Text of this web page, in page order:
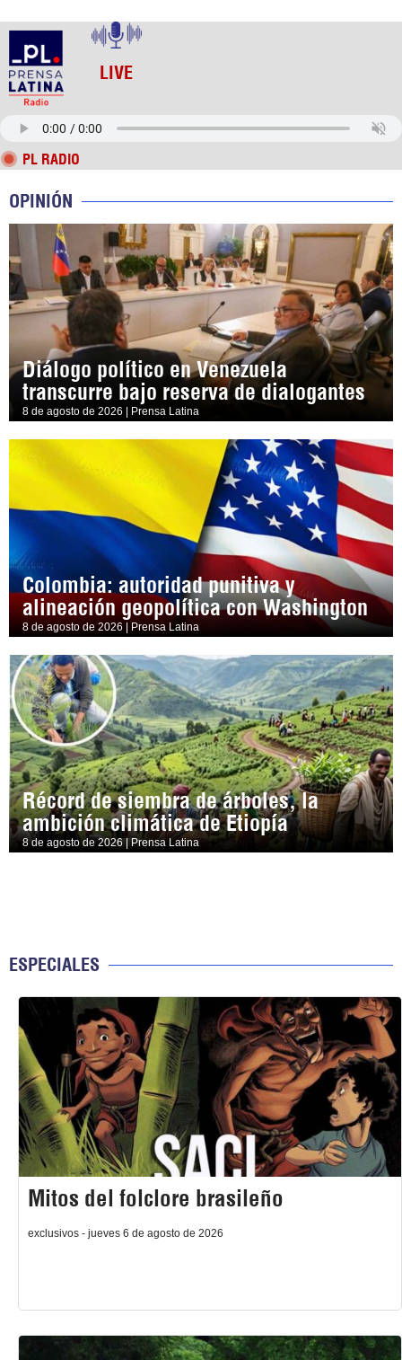
LIVE
PL RADIO
OPINIÓN
Diálogo político en Venezuela
transcurre bajo reserva de dialogantes
8 de agosto de 2026 | Prensa Latina
Colombia: autoridad punitiva y
alineación geopolítica con Washington
8 de agosto de 2026 | Prensa Latina
Récord de siembra de árboles, la
ambición climática de Etiopía
8 de agosto de 2026 | Prensa Latina
ESPECIALES
Mitos del folclore brasileño
exclusivos - jueves 6 de agosto de 2026